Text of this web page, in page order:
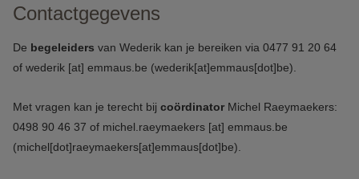
Contactgegevens
De begeleiders van Wederik kan je bereiken via 0477 91 20 64
of wederik [at] emmaus.be (wederik[at]emmaus[dot]be)
Met vragen kan je terecht bij coördinator Michel Raeymaekers:
0498 90 46 37 of michel.raeymaekers [at] emmaus.be
(michel[dot]raeymaekers[at]emmaus[dot]be)